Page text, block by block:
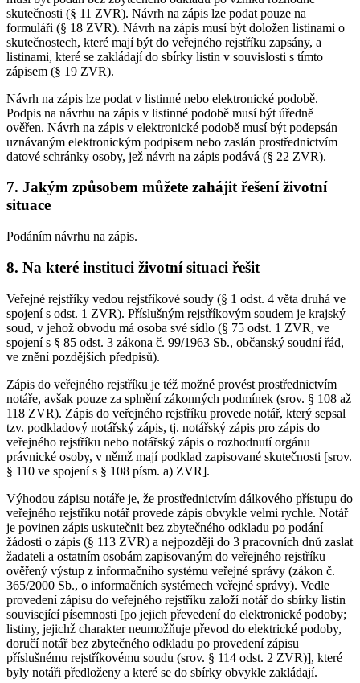
skutečnosti (§ 11 ZVR). Návrh na zápis lze podat pouze na
formuláři (§ 18 ZVR). Návrh na zápis musí být doložen listinami o
skutečnostech, které mají být do veřejného rejstříku zapsány, a
listinami, které se zakládají do sbírky listin v souvislosti s tímto
zápisem (§ 19 ZVR).
Návrh na zápis lze podat v listinné nebo elektronické podobě.
Podpis na návrhu na zápis v listinné podobě musí být úředně
ověřen. Návrh na zápis v elektronické podobě musí být podepsán
uznávaným elektronickým podpisem nebo zaslán prostřednictvím
datové schránky osoby, jež návrh na zápis podává (§ 22 ZVR).
7. Jakým způsobem můžete zahájit řešení životní
situace
Podáním návrhu na zápis.
8. Na které instituci životní situaci řešit
Veřejné rejstříky vedou rejstříkové soudy (§ 1 odst. 4 věta druhá ve
spojení s odst. 1 ZVR). Příslušným rejstříkovým soudem je krajský
soud, v jehož obvodu má osoba své sídlo (§ 75 odst. 1 ZVR, ve
spojení s § 85 odst. 3 zákona č. 99/1963 Sb., občanský soudní řád,
ve znění pozdějších předpisů).
Zápis do veřejného rejstříku je též možné provést prostřednictvím
notáře, avšak pouze za splnění zákonných podmínek (srov. § 108 až
118 ZVR). Zápis do veřejného rejstříku provede notář, který sepsal
tzv. podkladový notářský zápis, tj. notářský zápis pro zápis do
veřejného rejstříku nebo notářský zápis o rozhodnutí orgánu
právnické osoby, v němž mají podklad zapisované skutečnosti [srov.
§ 110 ve spojení s § 108 písm. a) ZVR].
Výhodou zápisu notáře je, že prostřednictvím dálkového přístupu do
veřejného rejstříku notář provede zápis obvykle velmi rychle. Notář
je povinen zápis uskutečnit bez zbytečného odkladu po podání
žádosti o zápis (§ 113 ZVR) a nejpozději do 3 pracovních dnů zaslat
žadateli a ostatním osobám zapisovaným do veřejného rejstříku
ověřený výstup z informačního systému veřejné správy (zákon č.
365/2000 Sb., o informačních systémech veřejné správy). Vedle
provedení zápisu do veřejného rejstříku založí notář do sbírky listin
související písemnosti [po jejich převedení do elektronické podoby;
listiny, jejichž charakter neumožňuje převod do elektrické podoby,
doručí notář bez zbytečného odkladu po provedení zápisu
příslušnému rejstříkovému soudu (srov. § 114 odst. 2 ZVR)], které
byly notáři předloženy a které se do sbírky obvykle zakládají.